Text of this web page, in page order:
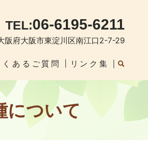
TEL:06-6195-6211
府大阪市東淀川区南江口2-7-29
くあるご質問 リンク集
について